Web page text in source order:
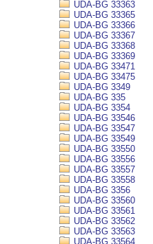
UDA-BG 33363
UDA-BG 33365
UDA-BG 33366
UDA-BG 33367
UDA-BG 33368
UDA-BG 33369
UDA-BG 33471
UDA-BG 33475
UDA-BG 3349
UDA-BG 335
UDA-BG 3354
UDA-BG 33546
UDA-BG 33547
UDA-BG 33549
UDA-BG 33550
UDA-BG 33556
UDA-BG 33557
UDA-BG 33558
UDA-BG 3356
UDA-BG 33560
UDA-BG 33561
UDA-BG 33562
UDA-BG 33563
UDA-BG 33564